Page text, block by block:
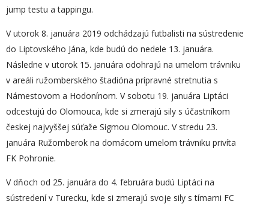
jump testu a tappingu.
V utorok 8. januára 2019 odchádzajú futbalisti na sústredenie
do Liptovského Jána, kde budú do nedele 13. januára.
Následne v utorok 15. januára odohrajú na umelom trávniku
v areáli ružomberského štadióna prípravné stretnutia s
Námestovom a Hodonínom. V sobotu 19. januára Liptáci
odcestujú do Olomouca, kde si zmerajú sily s účastníkom
českej najvyššej súťaže Sigmou Olomouc. V stredu 23.
januára Ružomberok na domácom umelom trávniku privíta
FK Pohronie.
V dňoch od 25. januára do 4. februára budú Liptáci na
sústredení v Turecku, kde si zmerajú svoje sily s tímami FC